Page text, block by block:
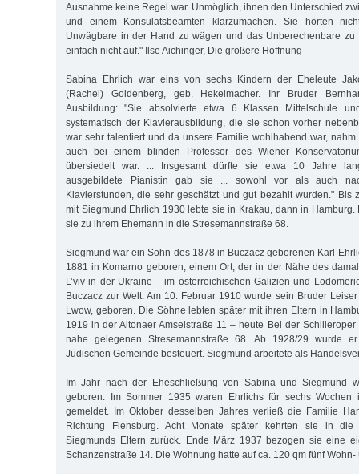
Ausnahme keine Regel war. Unmöglich, ihnen den Unterschied
und einem Konsulatsbeamten klarzumachen. Sie hörten
Unwägbare in der Hand zu wägen und das Unberechenbare zu
einfach nicht auf." Ilse Aichinger, Die größere Hoffnung
Sabina Ehrlich war eins von sechs Kindern der Eheleute
(Rachel) Goldenberg, geb. Hekelmacher. Ihr Bruder
Ausbildung: "Sie absolvierte etwa 6 Klassen Mittelschule
systematisch der Klavierausbildung, die sie schon vorher
war sehr talentiert und da unsere Familie wohlhabend war,
auch bei einem blinden Professor des Wiener
übersiedelt war. ... Insgesamt dürfte sie etwa 10 Jahre
ausgebildete Pianistin gab sie ... sowohl vor als auch
Klavierstunden, die sehr geschätzt und gut bezahlt wurden." Bis
mit Siegmund Ehrlich 1930 lebte sie in Krakau, dann in
sie zu ihrem Ehemann in die Stresemannstraße 68.
Siegmund war ein Sohn des 1878 in Buczacz geborenen Karl
1881 in Komarno geboren, einem Ort, der in der Nähe des
L’viv in der Ukraine – im österreichischen Galizien und
Buczacz zur Welt. Am 10. Februar 1910 wurde sein Bruder
Lwow, geboren. Die Söhne lebten später mit ihren Eltern in
1919 in der Altonaer Amselstraße 11 – heute Bei der
nahe gelegenen Stresemannstraße 68. Ab 1928/29 wurde
Jüdischen Gemeinde besteuert. Siegmund arbeitete als
Im Jahr nach der Eheschließung von Sabina und Siegmund
geboren. Im Sommer 1935 waren Ehrlichs für sechs Wochen
gemeldet. Im Oktober desselben Jahres verließ die Familie
Richtung Flensburg. Acht Monate später kehrten sie in die
Siegmunds Eltern zurück. Ende März 1937 bezogen sie eine
Schanzenstraße 14. Die Wohnung hatte auf ca. 120 qm fünf